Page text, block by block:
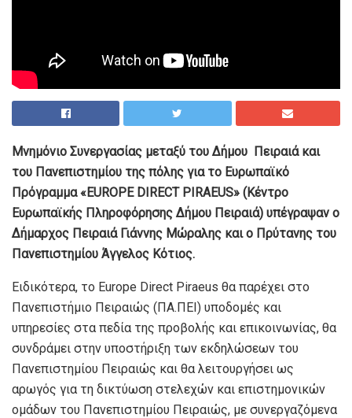
Μνημόνιο Συνεργασίας μεταξύ του Δήμου Πειραιά και
του Πανεπιστημίου της πόλης για το Ευρωπαϊκό
Πρόγραμμα «EUROPE DIRECT PIRAEUS» (Κέντρο
Ευρωπαϊκής Πληροφόρησης Δήμου Πειραιά) υπέγραψαν ο
Δήμαρχος Πειραιά Γιάννης Μώραλης και ο Πρύτανης του
Πανεπιστημίου Άγγελος Κότιος.
Ειδικότερα, το Europe Direct Piraeus θα παρέχει στο
Πανεπιστήμιο Πειραιώς (ΠΑ.ΠΕΙ) υποδομές και
υπηρεσίες στα πεδία της προβολής και επικοινωνίας, θα
συνδράμει στην υποστήριξη των εκδηλώσεων του
Πανεπιστημίου Πειραιώς και θα λειτουργήσει ως
αρωγός για τη δικτύωση στελεχών και επιστημονικών
ομάδων του Πανεπιστημίου Πειραιώς, με συνεργαζόμενα